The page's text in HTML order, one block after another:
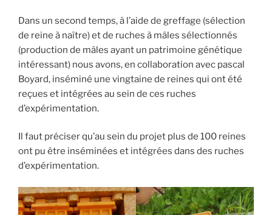
Dans un second temps, à l’aide de greffage (sélection
de reine à naître) et de ruches à mâles sélectionnés
(production de mâles ayant un patrimoine génétique
intéressant) nous avons, en collaboration avec pascal
Boyard, inséminé une vingtaine de reines qui ont été
reçues et intégrées au sein de ces ruches
d’expérimentation.
Il faut préciser qu’au sein du projet plus de 100 reines
ont pu être inséminées et intégrées dans des ruches
d’expérimentation.